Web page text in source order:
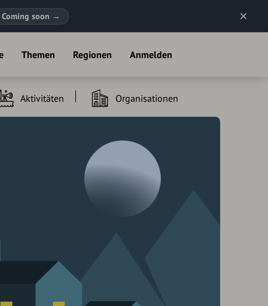
Coming soon →
Themen Regionen Anmelden
Aktivitäten Organisationen